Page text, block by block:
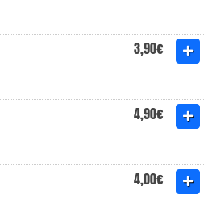
3,90€
4,90€
4,00€